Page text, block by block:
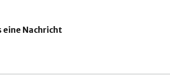
eine Nachricht